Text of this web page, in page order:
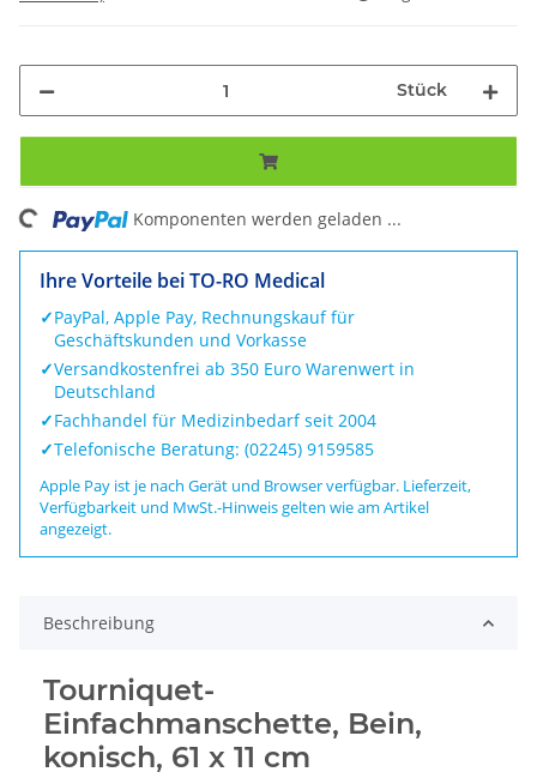
Stück
Komponenten werden geladen ...
Ihre Vorteile bei TO-RO Medical
✓PayPal, Apple Pay, Rechnungskauf für
Geschäftskunden und Vorkasse
✓Versandkostenfrei ab 350 Euro Warenwert in
Deutschland
✓Fachhandel für Medizinbedarf seit 2004
✓Telefonische Beratung: (02245) 9159585
Apple Pay ist je nach Gerät und Browser verfügbar. Lieferzeit,
Verfügbarkeit und MwSt.-Hinweis gelten wie am Artikel
angezeigt.
Beschreibung
Tourniquet-
Einfachmanschette, Bein,
konisch, 61 x 11 cm